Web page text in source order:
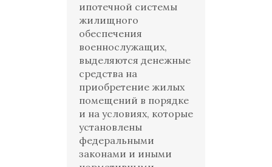
ипотечной системы
жилищного
обеспечения
военнослужащих,
выделяются денежные
средства на
приобретение жилых
помещений в порядке
и на условиях, которые
установлены
федеральными
законами и иными